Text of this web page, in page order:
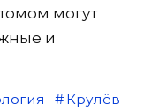
могут
и
Крулёв